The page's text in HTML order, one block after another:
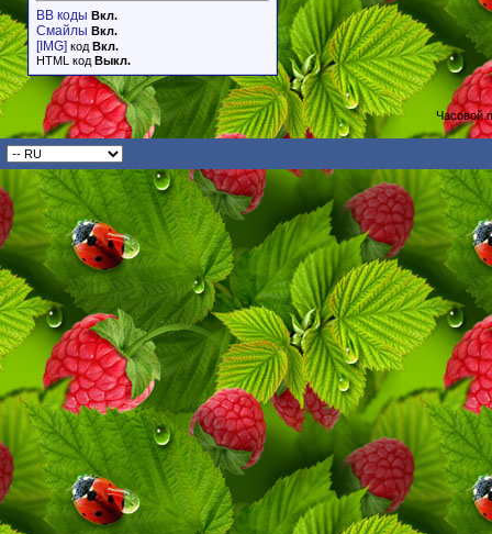
BB коды Вкл.
Смайлы Вкл.
[IMG] код Вкл.
HTML код Выкл.
Часовой